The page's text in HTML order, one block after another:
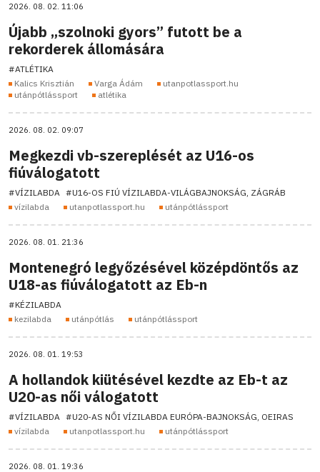
2026. 08. 02. 11:06
Újabb „szolnoki gyors” futott be a
rekorderek állomására
#ATLÉTIKA
Kalics Krisztián
Varga Ádám
utanpotlassport.hu
utánpótlássport
atlétika
2026. 08. 02. 09:07
Megkezdi vb-szereplését az U16-os
fiúválogatott
#VÍZILABDA #U16-OS FIÚ VÍZILABDA-VILÁGBAJNOKSÁG, ZÁGRÁB
vízilabda
utanpotlassport.hu utánpótlássport
2026. 08. 01. 21:36
Montenegró legyőzésével középdöntős az
U18-as fiúválogatott az Eb-n
#KÉZILABDA
kezilabda
utánpótlás utánpótlássport
2026. 08. 01. 19:53
A hollandok kiütésével kezdte az Eb-t az
U20-as női válogatott
#VÍZILABDA #U20-AS NŐI VÍZILABDA EURÓPA-BAJNOKSÁG, OEIRAS
vízilabda
utanpotlassport.hu utánpótlássport
2026. 08. 01. 19:36